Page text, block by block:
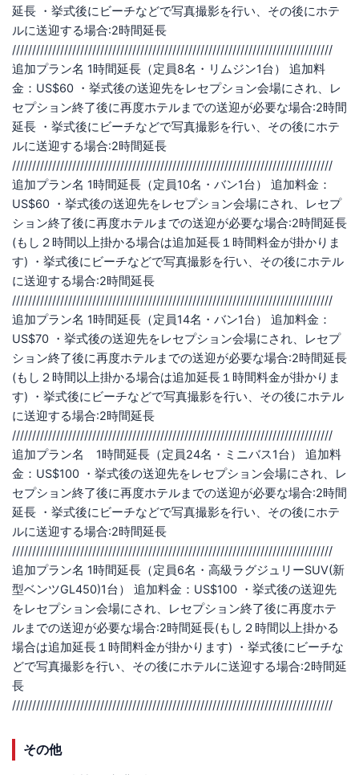
延長 ・挙式後にビーチなどで写真撮影を行い、その後にホテ
ルに送迎する場合:2時間延長
////////////////////////////////////////////////////////////////////////////////
追加プラン名 1時間延長（定員8名・リムジン1台） 追加料
金：US$60 ・挙式後の送迎先をレセプション会場にされ、レ
セプション終了後に再度ホテルまでの送迎が必要な場合:2時間
延長 ・挙式後にビーチなどで写真撮影を行い、その後にホテ
ルに送迎する場合:2時間延長
////////////////////////////////////////////////////////////////////////////////
追加プラン名 1時間延長（定員10名・バン1台） 追加料金：
US$60 ・挙式後の送迎先をレセプション会場にされ、レセプ
ション終了後に再度ホテルまでの送迎が必要な場合:2時間延長
(もし２時間以上掛かる場合は追加延長１時間料金が掛かりま
す) ・挙式後にビーチなどで写真撮影を行い、その後にホテル
に送迎する場合:2時間延長
////////////////////////////////////////////////////////////////////////////////
追加プラン名 1時間延長（定員14名・バン1台） 追加料金：
US$70 ・挙式後の送迎先をレセプション会場にされ、レセプ
ション終了後に再度ホテルまでの送迎が必要な場合:2時間延長
(もし２時間以上掛かる場合は追加延長１時間料金が掛かりま
す) ・挙式後にビーチなどで写真撮影を行い、その後にホテル
に送迎する場合:2時間延長
////////////////////////////////////////////////////////////////////////////////
追加プラン名 1時間延長（定員24名・ミニバス1台） 追加料
金：US$100 ・挙式後の送迎先をレセプション会場にされ、レ
セプション終了後に再度ホテルまでの送迎が必要な場合:2時間
延長 ・挙式後にビーチなどで写真撮影を行い、その後にホテ
ルに送迎する場合:2時間延長
////////////////////////////////////////////////////////////////////////////////
追加プラン名 1時間延長（定員6名・高級ラグジュリーSUV(新
型ベンツGL450)1台） 追加料金：US$100 ・挙式後の送迎先
をレセプション会場にされ、レセプション終了後に再度ホテ
ルまでの送迎が必要な場合:2時間延長(もし２時間以上掛かる
場合は追加延長１時間料金が掛かります) ・挙式後にビーチな
どで写真撮影を行い、その後にホテルに送迎する場合:2時間延
長
////////////////////////////////////////////////////////////////////////////////
その他